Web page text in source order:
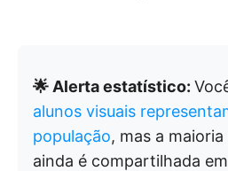
🌟 Alerta estatístico:
alunos visuais
população, mas a
ainda é compartilhada